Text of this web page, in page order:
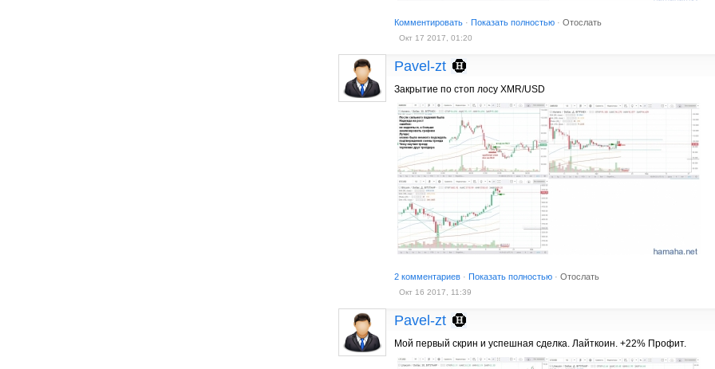
Комментировать · Показать полностью · Отослать
Окт 17 2017, 01:20
Pavel-zt
Закрытие по стоп лосу XMR/USD
2 комментариев · Показать полностью · Отослать
Окт 16 2017, 11:39
Pavel-zt
Мой первый скрин и успешная сделка. Лайткоин. +22% Профит.